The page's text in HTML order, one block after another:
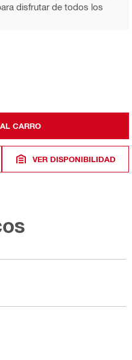
disfrutar de todos los
CARRO
VER DISPONIBILIDAD